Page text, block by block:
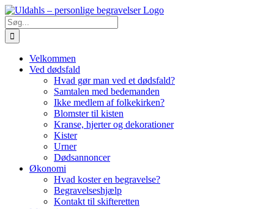
Skip
to
content
Søg
efter:
Velkommen
Ved dødsfald
Hvad gør man ved et dødsfald?
Samtalen med bedemanden
Ikke medlem af folkekirken?
Blomster til kisten
Kranse, hjerter og dekorationer
Kister
Urner
Dødsannoncer
Økonomi
Hvad koster en begravelse?
Begravelseshjælp
Kontakt til skifteretten